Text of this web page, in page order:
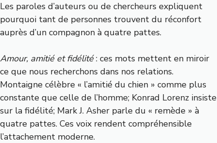
Les paroles d’auteurs ou de chercheurs expliquent
pourquoi tant de personnes trouvent du réconfort
auprès d’un compagnon à quatre pattes.
Amour, amitié et fidélité: ces mots mettent en miroir
ce que nous recherchons dans nos relations.
Montaigne célèbre « l’amitié du chien » comme plus
constante que celle de l’homme; Konrad Lorenz insiste
sur la fidélité; Mark J. Asher parle du « remède » à
quatre pattes. Ces voix rendent compréhensible
l’attachement moderne.